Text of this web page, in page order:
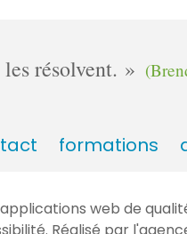
résolvent.
formations
web de